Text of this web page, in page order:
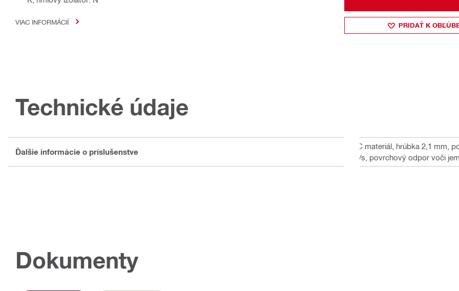
VIAC INFORMÁCIÍ PRIDAŤ K
Technické údaje
Ďalšie informácie o príslušenstve
PC materiál, hrúbka 2,1 mm,
m/s, povrchový odpor voči
Dokumenty